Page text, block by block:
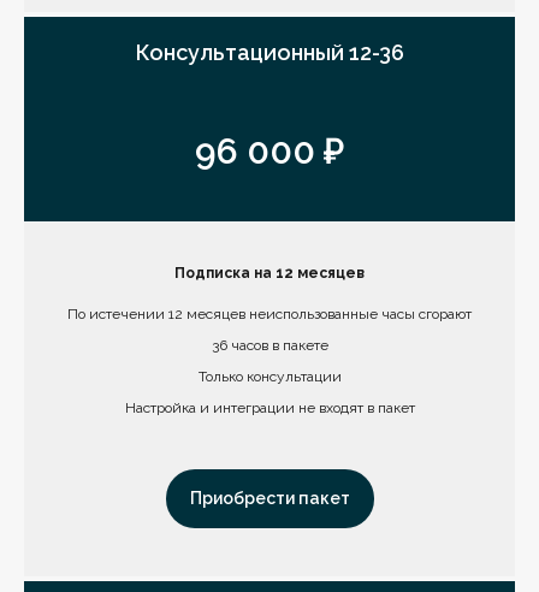
Консультационный 12-36
96 000 ₽
Подписка на 12 месяцев
По истечении 12 месяцев неиспользованные часы сгорают
36 часов в пакете
Только консультации
Настройка и интеграции не входят в пакет
Приобрести пакет